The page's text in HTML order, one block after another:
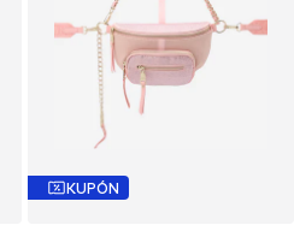
KUPÓN